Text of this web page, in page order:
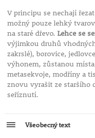
V principu se nechají
možný pouze lehký
na staré dřevo. Lehce se
výjimkou druhů
zakrslé), borovice,
výhonem, zůstanou
metasekvoje, modříny a
znovu vyrašit ze staršího
seříznutí.
Všeobecný text